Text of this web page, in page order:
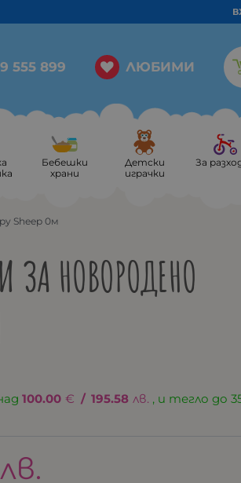
555 899 ЛЮБИМИ
Бебешки
храни
Детски
играчки
За
Sheep 0м
ЗА НОВОРОДЕНО
100.00 € / 195.58 лв. , и тегло до
лв.